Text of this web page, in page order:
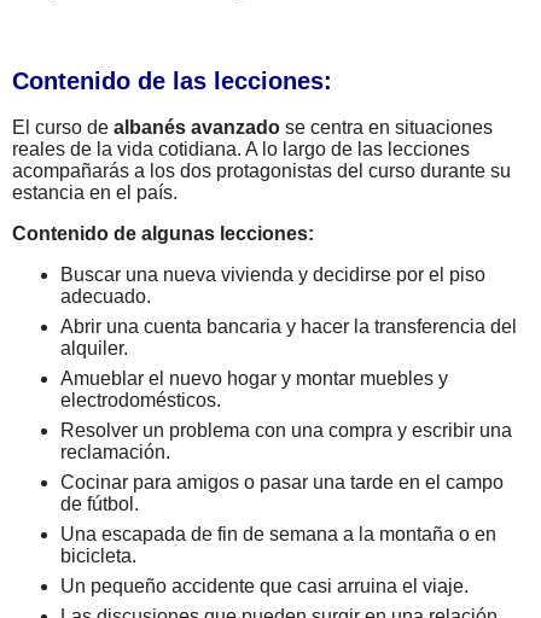
Contenido de las lecciones:
El curso de albanés avanzado se centra en situaciones
reales de la vida cotidiana. A lo largo de las lecciones
acompañarás a los dos protagonistas del curso durante su
estancia en el país.
Contenido de algunas lecciones:
Buscar una nueva vivienda y decidirse por el piso
adecuado.
Abrir una cuenta bancaria y hacer la transferencia del
alquiler.
Amueblar el nuevo hogar y montar muebles y
electrodomésticos.
Resolver un problema con una compra y escribir una
reclamación.
Cocinar para amigos o pasar una tarde en el campo
de fútbol.
Una escapada de fin de semana a la montaña o en
bicicleta.
Un pequeño accidente que casi arruina el viaje.